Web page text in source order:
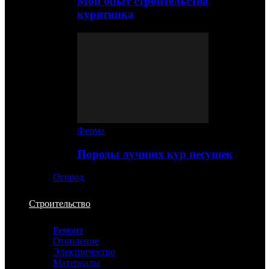
курятника
Ферма
Породы лучших кур несушек
Огород
Строительство
Ремонт
Отопление
Электричество
Материалы